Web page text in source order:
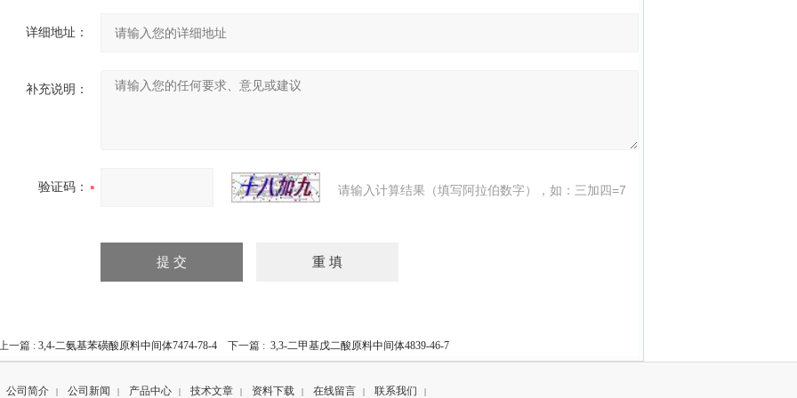
详细地址：
补充说明：
验证码： 请输入计算结果（填写阿拉伯数字），如：三加四=7
一篇 : 3,4-二氨基苯磺酸原料中间体7474-78-4 下一篇 : 3,3-二甲基戊二酸原料中间体4839-46-7
公司简介 | 公司新闻 | 产品中心 | 技术文章 | 资料下载 | 在线留言 | 联系我们 |